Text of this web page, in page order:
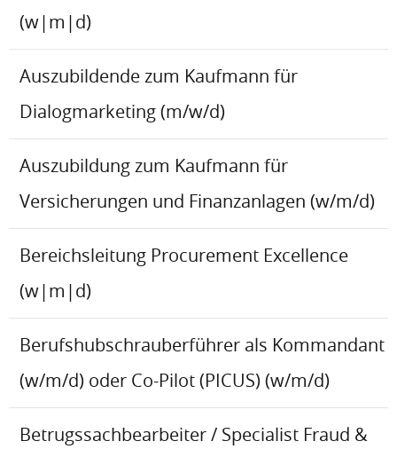
(w|m|d)
Auszubildende zum Kaufmann für
Dialogmarketing (m/w/d)
Auszubildung zum Kaufmann für
Versicherungen und Finanzanlagen (w/m/d)
Bereichsleitung Procurement Excellence
(w|m|d)
Berufshubschrauberführer als Kommandant
(w/m/d) oder Co-Pilot (PICUS) (w/m/d)
Betrugssachbearbeiter / Specialist Fraud &